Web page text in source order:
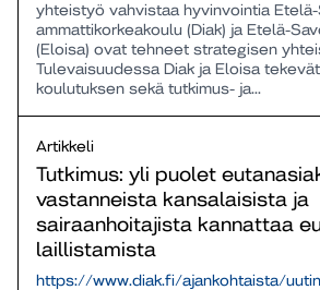
yhteistyö vahvistaa hyvinvointia
ammattikorkeakoulu (Diak) ja Etelä-
(Eloisa) ovat tehneet strategisen
Tulevaisuudessa Diak ja Eloisa
koulutuksen sekä tutkimus- ja...
Artikkeli
Tutkimus: yli puolet
vastanneista kansalaisista ja
sairaanhoitajista kannattaa
laillistamista
https://www.diak.fi/ajankohtaista/